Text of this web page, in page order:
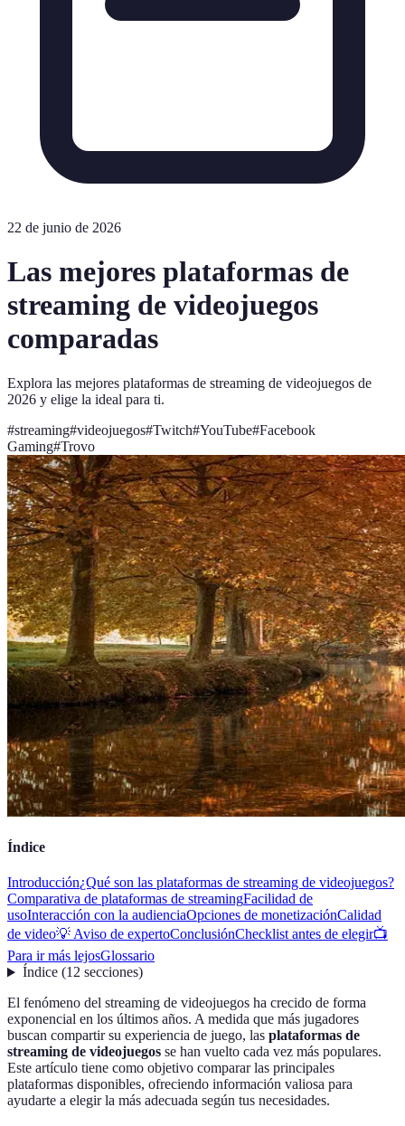
22 de junio de 2026
Las mejores plataformas de
streaming de videojuegos
comparadas
Explora las mejores plataformas de streaming de videojuegos de
2026 y elige la ideal para ti.
#streaming#videojuegos#Twitch#YouTube#Facebook
Gaming#Trovo
Índice
Introducción¿Qué son las plataformas de streaming de videojuegos?
Comparativa de plataformas de streamingFacilidad de
usoInteracción con la audienciaOpciones de monetizaciónCalidad
de video💡 Aviso de expertoConclusiónChecklist antes de elegir📺
Para ir más lejosGlossario
Índice(12 secciones)
El fenómeno del streaming de videojuegos ha crecido de forma
exponencial en los últimos años. A medida que más jugadores
buscan compartir su experiencia de juego, las plataformas de
streaming de videojuegos se han vuelto cada vez más populares.
Este artículo tiene como objetivo comparar las principales
plataformas disponibles, ofreciendo información valiosa para
ayudarte a elegir la más adecuada según tus necesidades.